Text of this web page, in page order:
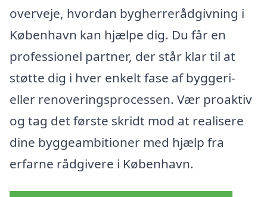
overveje, hvordan bygherrerådgivning i
København kan hjælpe dig. Du får en
professionel partner, der står klar til at
støtte dig i hver enkelt fase af byggeri-
eller renoveringsprocessen. Vær proaktiv
og tag det første skridt mod at realisere
dine byggeambitioner med hjælp fra
erfarne rådgivere i København.